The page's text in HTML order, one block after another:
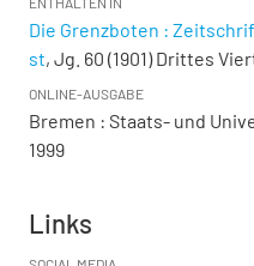
Die Grenzboten :
st, Jg. 60 (1901) Drittes
ONLINE-AUSGABE
Bremen : Staats- und
1999
Links